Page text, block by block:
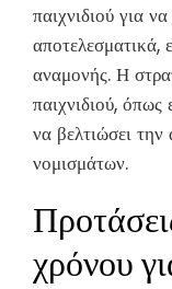
παιχνιδιού για
αποτελεσματικά,
αναμονής. Η
παιχνιδιού, όπως
να βελτιώσει
νομισμάτων.
χρόνου